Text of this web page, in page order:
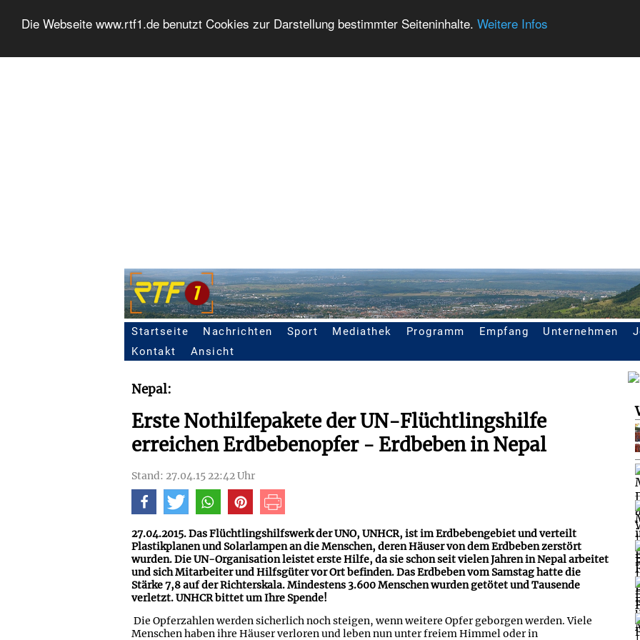
Die Webseite www.rtf1.de benutzt Cookies zur Darstellung bestimmter Seiteninhalte. Weitere Infos
Seitennavigation
Startseite Nachrichten Sport Mediathek Programm Empfang Unternehmen
Kontakt
Ansicht
Nepal:
Erste Nothilfepakete der UN-Flüchtlingshilfe
erreichen Erdbebenopfer - Erdbeben in Nepal
Stand: 27.04.15 22:42 Uhr
27.04.2015. Das Flüchtlingshilfswerk der UNO, UNHCR, ist im Erdbebengebiet und verteilt
Plastikplanen und Solarlampen an die Menschen, deren Häuser von dem Erdbeben zerstört
wurden. Die UN-Organisation leistet erste Hilfe, da sie schon seit vielen Jahren in Nepal arbeitet
und sich Mitarbeiter und Hilfsgüter vor Ort befinden. Das Erdbeben vom Samstag hatte die
Stärke 7,8 auf der Richterskala. Mindestens 3.600 Menschen wurden getötet und Tausende
verletzt. UNHCR bittet um Ihre Spende!
Die Opferzahlen werden sicherlich noch steigen, wenn weitere Opfer geborgen werden. Viele
Menschen haben ihre Häuser verloren und leben nun unter freiem Himmel oder in